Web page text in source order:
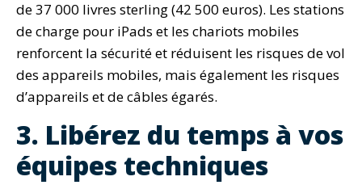
de 37 000 livres sterling (42 500 euros). Les stations
de charge pour iPads et les chariots mobiles
renforcent la sécurité et réduisent les risques de vol
des appareils mobiles, mais également les risques
d’appareils et de câbles égarés.
3. Libérez du temps à vos
équipes techniques